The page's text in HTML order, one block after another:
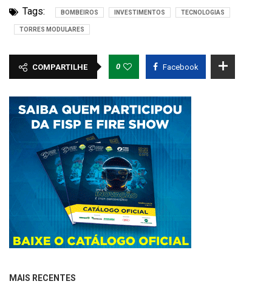
Tags: BOMBEIROS INVESTIMENTOS TECNOLOGIAS
TORRES MODULARES
COMPARTILHE 0 Facebook
MAIS RECENTES